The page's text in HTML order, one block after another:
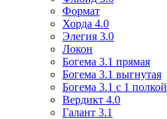
Формат
Хорда 4.0
Элегия 3.0
Локон
Богема 3.1 прямая
Богема 3.1 выгнутая
Богема 3.1 с 1 полкой
Вердикт 4.0
Галант 3.1